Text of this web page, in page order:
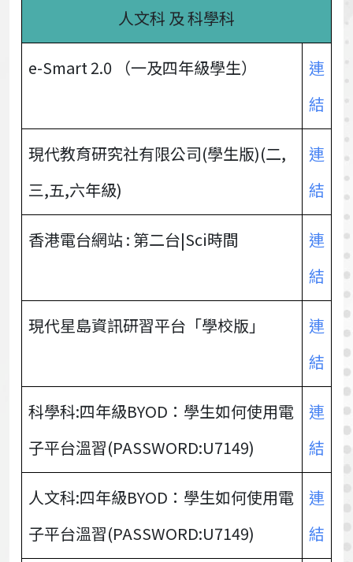
人文科 及 科學科
e-Smart 2.0 （一及四年級學生）
連
結
現代教育研究社有限公司(學生版)(二,
三,五,六年級)
連
結
香港電台網站 : 第二台|Sci時間
連
結
現代星島資訊研習平台「學校版」
連
結
科學科:四年級BYOD：學生如何使用電
子平台溫習(PASSWORD:U7149)
連
結
人文科:四年級BYOD：學生如何使用電
子平台溫習(PASSWORD:U7149)
連
結